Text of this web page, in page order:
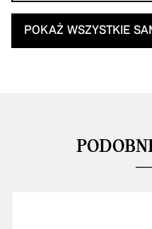
POKAŻ WSZYSTKIE